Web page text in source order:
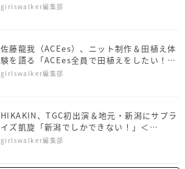
girlswalker編集部
佐藤⿓我（ACEes）、ニット制作＆田植え体
験を語る「ACEes全員で田植えをしたい！」
＜NAMICS presents TGC 新潟 2026＞
girlswalker編集部
HIKAKIN、TGC初出演＆地元・新潟にサプラ
イズ凱旋「新潟でしかできない！」＜
NAMICS presents TGC 新潟 2026＞
girlswalker編集部